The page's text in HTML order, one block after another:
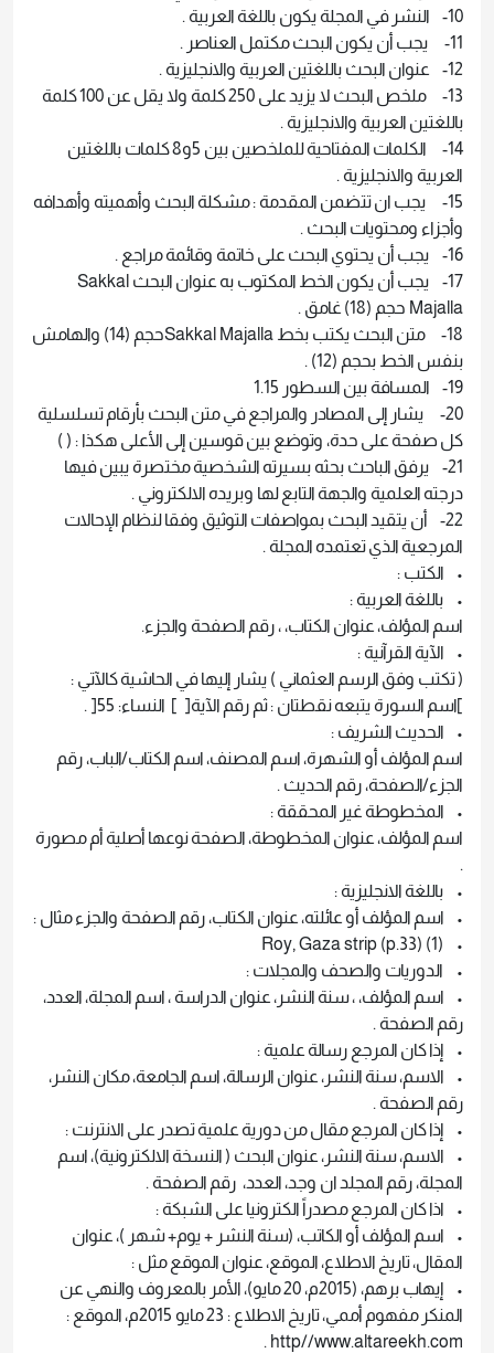
10- النشر في المجلة يكون باللغة العربية .
11- يجب أن يكون البحث مكتمل العناصر .
12- عنوان البحث باللغتين العربية والانجليزية .
13- ملخص البحث لا يزيد على 250 كلمة ولا يقل عن 100 كلمة
باللغتين العربية والانجليزية .
14- الكلمات المفتاحية للملخصين بين 5و8 كلمات باللغتين
العربية والانجليزية .
15- يجب ان تتضمن المقدمة : مشكلة البحث وأهميته وأهدافه
وأجزاء ومحتويات البحث .
16- يجب أن يحتوي البحث على خاتمة وقائمة مراجع .
17- يجب أن يكون الخط المكتوب به عنوان البحث Sakkal
Majalla حجم (18) غامق .
18- متن البحث يكتب بخط Sakkal Majallaحجم (14) والهامش
بنفس الخط بحجم (12) .
19- المسافة بين السطور 1.15
20- يشار إلى المصادر والمراجع في متن البحث بأرقام تسلسلية
كل صفحة على حدة، وتوضع بين قوسين إلى الأعلى هكذا : ( )
21- يرفق الباحث بحثه بسيرته الشخصية مختصرة يبين فيها
درجته العلمية والجهة التابع لها وبريده الالكتروني .
22- أن يتقيد البحث بمواصفات التوثيق وفقا لنظام الإحالات
المرجعية الذي تعتمده المجلة .
• الكتب :
• باللغة العربية :
اسم المؤلف، عنوان الكتاب، ، رقم الصفحة والجزء.
• الآية القرآنية :
( تكتب وفق الرسم العثماني ) يشار إليها في الحاشية كالآتي :
]اسم السورة يتبعه نقطتان : ثم رقم الآية[ ] النساء: 55[ .
• الحديث الشريف :
اسم المؤلف أو الشهرة، اسم المصنف، اسم الكتاب/الباب، رقم
الجزء/الصفحة، رقم الحديث .
• المخطوطة غير المحققة :
اسم المؤلف، عنوان المخطوطة، الصفحة نوعها أصلية أم مصورة
.
• باللغة الانجليزية :
• اسم المؤلف أو عائلته، عنوان الكتاب، رقم الصفحة والجزء مثال :
• (1) Roy, Gaza strip (p.33)
• الدوريات والصحف والمجلات :
• اسم المؤلف، ، سنة النشر، عنوان الدراسة ، اسم المجلة، العدد،
رقم الصفحة .
• إذا كان المرجع رسالة علمية :
• الاسم، سنة النشر، عنوان الرسالة، اسم الجامعة، مكان النشر،
رقم الصفحة .
• إذا كان المرجع مقال من دورية علمية تصدر على الانترنت :
• الاسم، سنة النشر، عنوان البحث ( النسخة الالكترونية)، اسم
المجلة، رقم المجلد ان وجد، العدد، رقم الصفحة .
• اذا كان المرجع مصدراً الكترونيا على الشبكة :
• اسم المؤلف أو الكاتب، (سنة النشر + يوم+ شهر )، عنوان
المقال، تاريخ الاطلاع، الموقع، عنوان الموقع مثل :
• إيهاب برهم، (2015م، 20 مايو)، الأمر بالمعروف والنهي عن
المنكر مفهوم أممي، تاريخ الاطلاع : 23 مايو 2015م، الموقع :
http//www.altareekh.com .